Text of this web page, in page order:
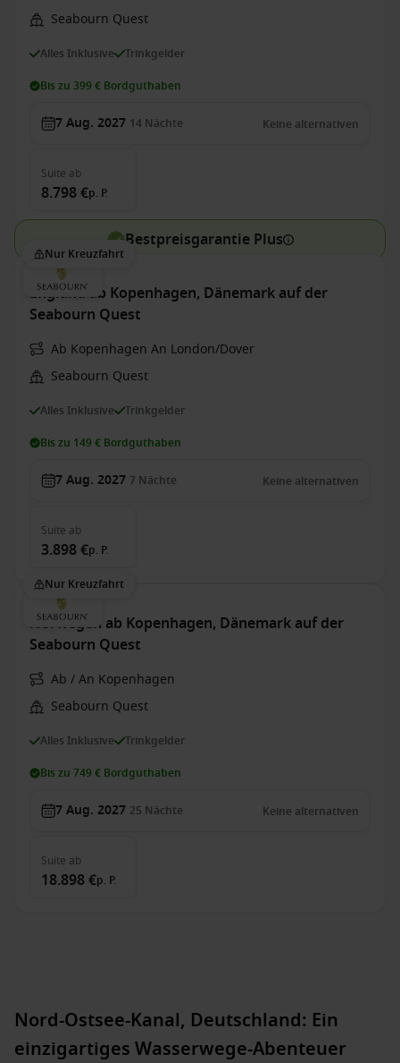
Seabourn Quest
Alles Inklusive Trinkgelder
Bis zu 399 € Bordguthaben
7 Aug. 2027 14 Nächte Keine alternativen
Suite ab
8.798 €p. P.
Bestpreisgarantie Plus
Nur Kreuzfahrt
England ab Kopenhagen, Dänemark auf der
Seabourn Quest
Ab Kopenhagen An London/Dover
Seabourn Quest
Alles Inklusive Trinkgelder
Bis zu 149 € Bordguthaben
7 Aug. 2027 7 Nächte Keine alternativen
Suite ab
3.898 €p. P.
Nur Kreuzfahrt
Norwegen ab Kopenhagen, Dänemark auf der
Seabourn Quest
Ab / An Kopenhagen
Seabourn Quest
Alles Inklusive Trinkgelder
Bis zu 749 € Bordguthaben
7 Aug. 2027 25 Nächte Keine alternativen
Suite ab
18.898 €p. P.
Nord-Ostsee-Kanal, Deutschland: Ein
einzigartiges Wasserwege-Abenteuer